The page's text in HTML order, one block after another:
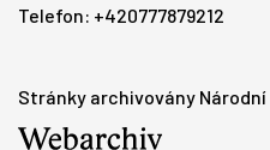
Telefon: +420777879212
Stránky archivovány Národní